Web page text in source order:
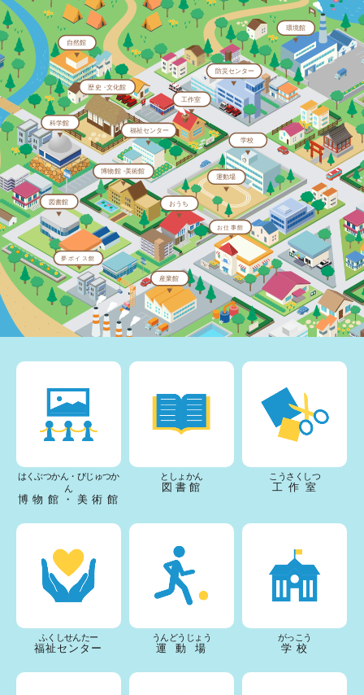
KOUSAKU
SHITSU
OSHIGOTO
KAN
OSHIGOTO
KAN
P
産業館
おうち
図書館
博物館・美術館
運動場
学校
福祉センター
科学館
工作室
環境館
歴 史・文化館
防災センター
自然館
お仕事館
夢ボイス館
博物館・美術館
はくぶつかん・びじゅつか
ん
図書館
としょかん
工作室
こうさくしつ
福祉センター
ふくしせんたー
運動場
うんどうじょう
学校
がっこう